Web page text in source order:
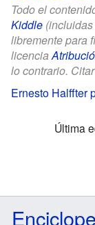
Todo el
Kiddle
libremente para
licencia
lo contrario.
Ernesto Halffter
Última